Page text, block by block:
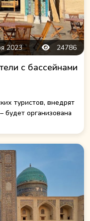
2023 24786
с бассейнами
туристов, внедрят
будет организована